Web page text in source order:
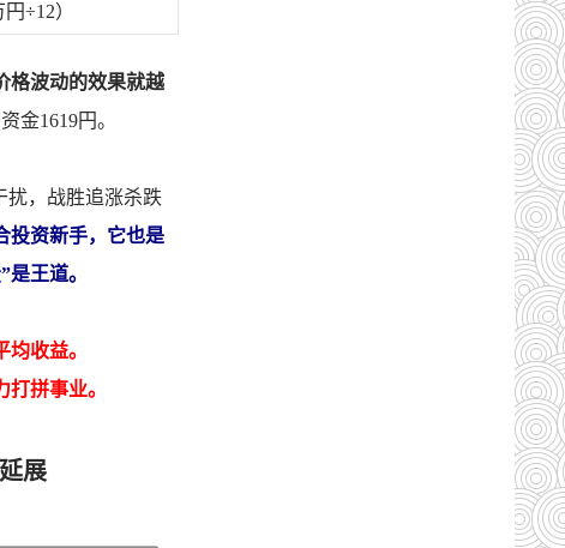
円÷12）
格波动的效果就越
金1619円。
扰，战胜追涨杀跌
投资新手，它也是
王道。
收益。
拼事业。
展